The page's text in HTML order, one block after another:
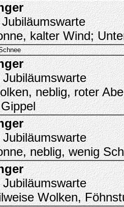
kalter Wind;
neblig, roter
neblig, wenig
Wolken,